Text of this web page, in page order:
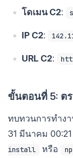
โดเมน C2:
IP C2:
URL C2:
ขั้นตอนที่ 5: ต
ทบทวนการทำง
31 มีนาคม
install
หรือ